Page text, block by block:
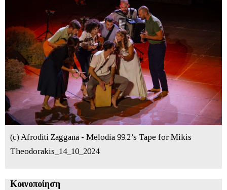
(c) Afroditi Zaggana - Melodia 99.2’s Tape for Mikis
Theodorakis_14_10_2024
Κοινοποίηση